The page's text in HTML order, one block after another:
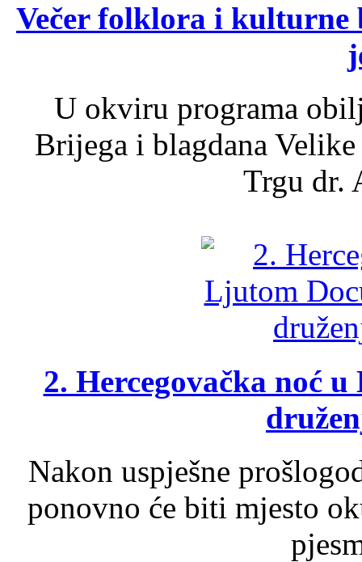
Večer folklora i kulturne
U okviru programa
Brijega i blagdana
Trgu dr.
2. Hercegovačka noć
Nakon uspješne
ponovno će biti mjesto